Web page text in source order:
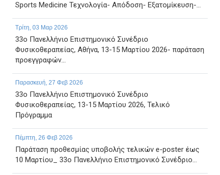
Sports Medicine Τεχνολογία- Απόδοση- Εξατομίκευση-...
Τρίτη, 03 Μαρ 2026
33ο Πανελλήνιο Επιστημονικό Συνέδριο
Φυσικοθεραπείας, Αθήνα, 13-15 Μαρτίου 2026- παράταση
προεγγραφών...
Παρασκευή, 27 Φεβ 2026
33ο Πανελλήνιο Επιστημονικό Συνέδριο
Φυσικοθεραπείας, 13-15 Μαρτίου 2026, Τελικό
Πρόγραμμα
Πέμπτη, 26 Φεβ 2026
Παράταση προθεσμίας υποβολής τελικών e-poster έως
10 Μαρτίου_ 33ο Πανελλήνιο Επιστημονικό Συνέδριο...